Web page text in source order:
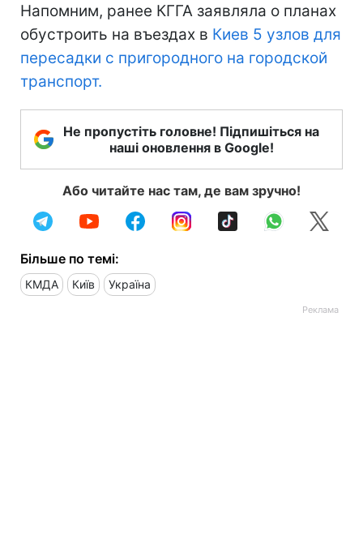
Напомним, ранее КГГА заявляла о планах
обустроить на въездах в Киев 5 узлов для
пересадки с пригородного на городской
транспорт.
Не пропустіть головне! Підпишіться на
наші оновлення в Google!
Або читайте нас там, де вам зручно!
Більше по темі:
КМДА Київ Україна